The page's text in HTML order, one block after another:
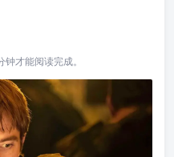
才能阅读完成。